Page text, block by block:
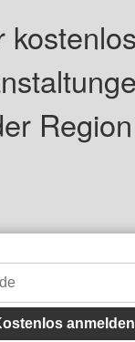
anmelden